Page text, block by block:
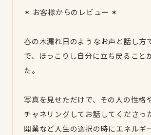
✶ お客様からのレビュー ✶
春の木漏れ日のようなお声と話し方
で、ほっこりし自分に立ち戻ること
た。
写真を見せただけで、その人の性格
チャネリングしてお話してくださっ
開業など人生の選択の時にエネルギ